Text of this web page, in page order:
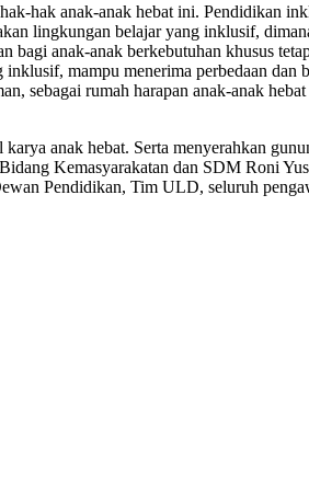
hak anak-anak hebat ini. Pendidikan
lingkungan belajar yang inklusif,
bagi anak-anak berkebutuhan khusus
mampu menerima perbedaan dan
sebagai rumah harapan anak-anak
anak hebat. Serta menyerahkan
Kemasyarakatan dan SDM Roni
Pendidikan, Tim ULD, seluruh